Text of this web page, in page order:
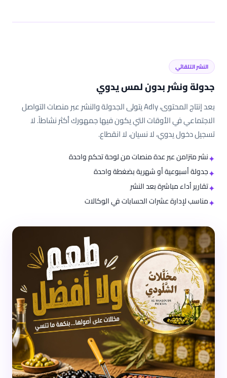
النشر التلقائي
جدولة ونشر بدون لمس يدوي
بعد إنتاج المحتوى، Adly يتولى الجدولة والنشر عبر منصات التواصل
الاجتماعي في الأوقات التي يكون فيها جمهورك أكثر نشاطاً. لا
تسجيل دخول يدوي، لا نسيان، لا انقطاع.
✦نشر متزامن عبر عدة منصات من لوحة تحكم واحدة
✦جدولة أسبوعية أو شهرية بضغطة واحدة
✦تقارير أداء مباشرة بعد النشر
✦مناسب لإدارة عشرات الحسابات في الوكالات